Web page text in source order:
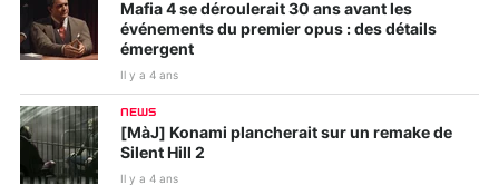
Mafia 4 se déroulerait 30 ans avant les
événements du premier opus : des détails
émergent
Il y a 4 ans
NEWS
[MàJ] Konami plancherait sur un remake de
Silent Hill 2
Il y a 4 ans